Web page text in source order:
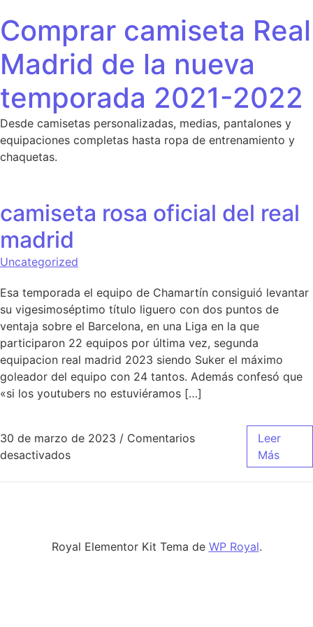
Comprar camiseta Real
Madrid de la nueva
temporada 2021-2022
Desde camisetas personalizadas, medias, pantalones y
equipaciones completas hasta ropa de entrenamiento y
chaquetas.
camiseta rosa oficial del real
madrid
Uncategorized
Esa temporada el equipo de Chamartín consiguió levantar
su vigesimoséptimo título liguero con dos puntos de
ventaja sobre el Barcelona, en una Liga en la que
participaron 22 equipos por última vez, segunda
equipacion real madrid 2023 siendo Suker el máximo
goleador del equipo con 24 tantos. Además confesó que
«si los youtubers no estuviéramos […]
30 de marzo de 2023 / Comentarios
desactivadosen camiseta rosa oficial del real madrid
Leer
Más
Royal Elementor Kit Tema de WP Royal.